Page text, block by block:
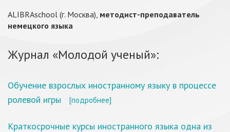
ALIBRAschool (г. Москва), методист-преподаватель
немецкого языка
Журнал «Молодой ученый»:
Обучение взрослых иностранному языку в процессе
ролевой игры
[подробнее]
Краткосрочные курсы иностранного языка одна из